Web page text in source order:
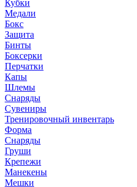
Кубки
Медали
Бокс
Защита
Бинты
Боксерки
Перчатки
Капы
Шлемы
Снаряды
Сувениры
Тренировочный инвентарь
Форма
Снаряды
Груши
Крепежи
Манекены
Мешки